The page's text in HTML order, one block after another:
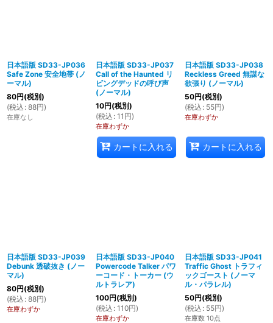
日本語版 SD33-JP036
Safe Zone 安全地帯 (ノ
ーマル)
80円(税別)
(税込 : 88円)
在庫なし
日本語版 SD33-JP037
Call of the Haunted リ
ビングデッドの呼び声
(ノーマル)
10円(税別)
(税込 : 11 円)
在庫わずか
カートに入れる
日本語版 SD33-JP038
Reckless Greed 無謀な
欲張り (ノーマル)
50円(税別)
(税込 : 55円)
在庫わずか
カートに入れる
日本語版 SD33-JP039
Debunk 透破抜き (ノー
マル)
80円(税別)
(税込 : 88円)
在庫わずか
日本語版 SD33-JP040
Powercode Talker パワ
ーコード・トーカー (ウ
ルトラレア)
100円(税別)
(税込 : 110円)
在庫わずか
日本語版 SD33-JP041
Traffic Ghost トラフィ
ックゴースト (ノーマ
ル・パラレル)
50円(税別)
(税込 : 55円)
在庫数 10点